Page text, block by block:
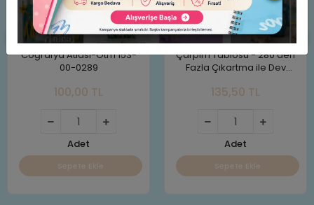
Coğrafya Atlası-Ötm 153-
00-0289
100,00 TL
Adet
Sepete Ekle
Çarpım Tablosu - 280'den
Fazla Çıkartma ile Dev
135,50 TL
Adet
Sepete Ekle